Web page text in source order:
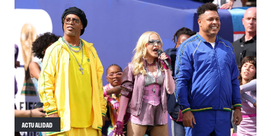
ACTUALIDAD